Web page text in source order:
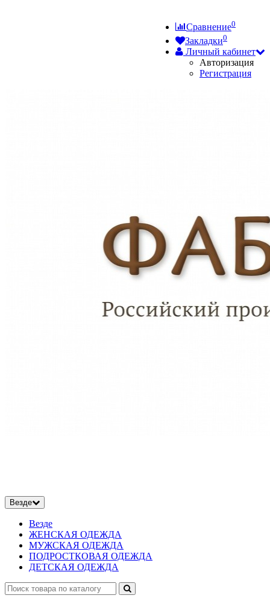
Сравнение0
Закладки0
Личный кабинет
Авторизация
Регистрация
Везде
Везде
ЖЕНСКАЯ ОДЕЖДА
МУЖСКАЯ ОДЕЖДА
ПОДРОСТКОВАЯ ОДЕЖДА
ДЕТСКАЯ ОДЕЖДА